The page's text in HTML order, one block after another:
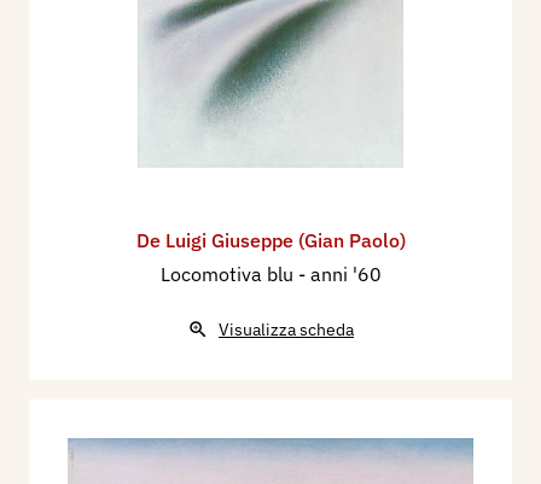
De Luigi Giuseppe (Gian Paolo)
Locomotiva blu - anni '60
Visualizza scheda